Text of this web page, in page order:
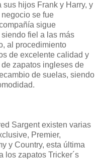
hijos Frank y Harry, y
se fue
sigue
fiel a las más
al procedimiento
de excelente calidad y
zapatos ingleses de
de suelas, siendo
Sargent existen varias
Premier,
y Country, esta última
los zapatos Tricker´s